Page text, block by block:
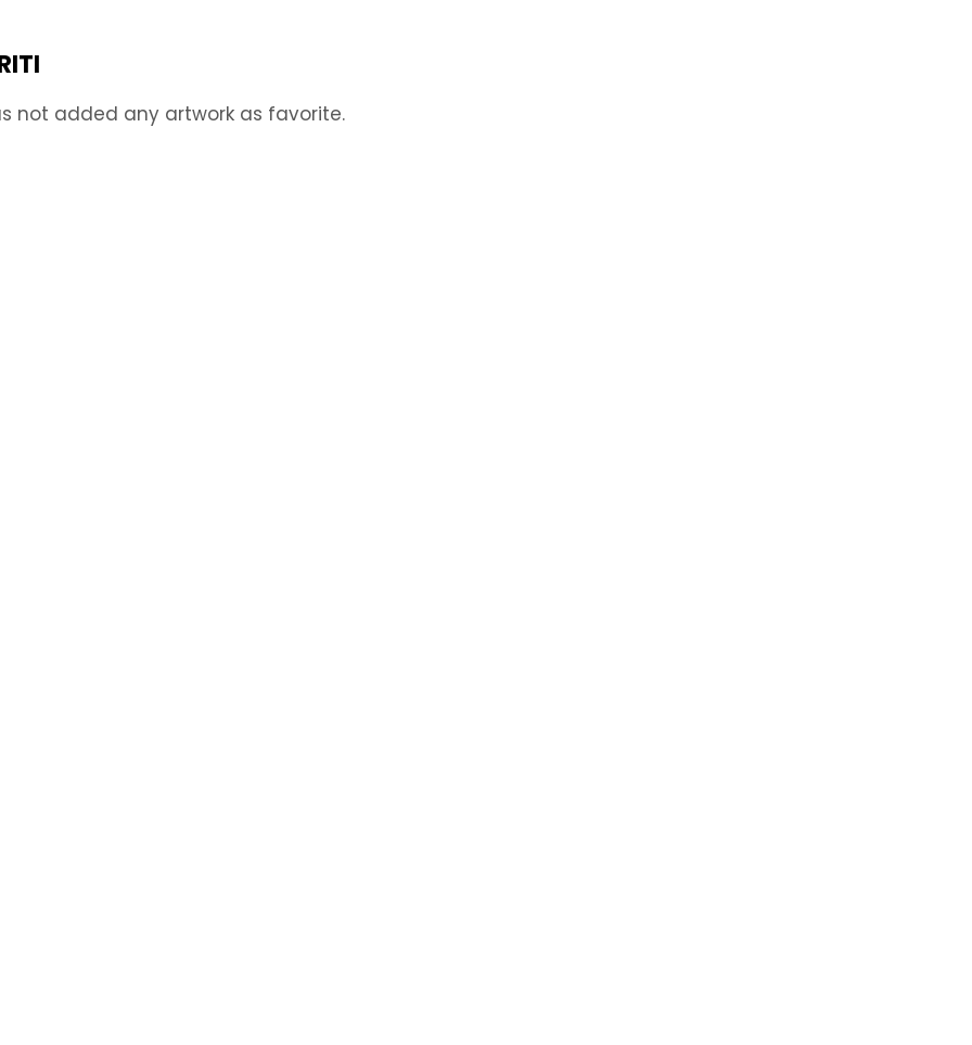
not added any artwork as favorite.